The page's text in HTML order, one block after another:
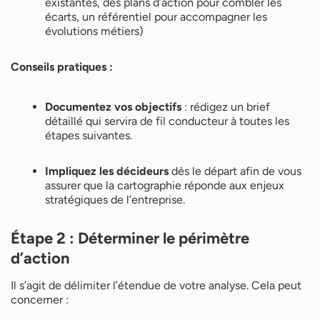
écarts, un référentiel pour accompagner les
évolutions métiers)
Conseils pratiques :
Documentez vos objectifs : rédigez un brief
détaillé qui servira de fil conducteur à toutes les
étapes suivantes.
Impliquez les décideurs dès le départ afin de vous
assurer que la cartographie réponde aux enjeux
stratégiques de l’entreprise.
Étape 2 : Déterminer le périmètre
d’action
Il s’agit de délimiter l’étendue de votre analyse. Cela peut
concerner :